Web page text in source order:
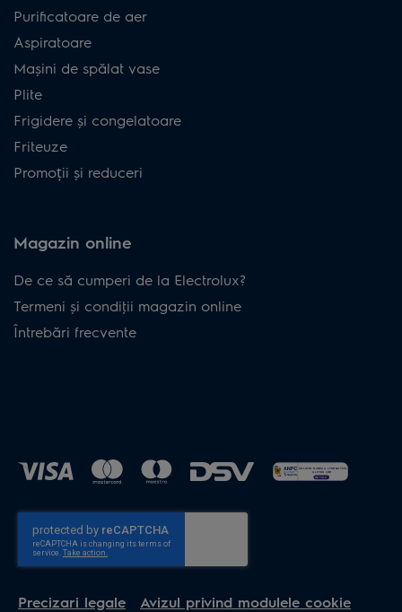
Purificatoare de aer
Aspiratoare
Mașini de spălat vase
Plite
Frigidere și congelatoare
Friteuze
Promoții și reduceri
Magazin online
De ce să cumperi de la Electrolux?
Termeni și condiţii magazin online
Întrebări frecvente
Precizari legale Avizul privind modulele cookie